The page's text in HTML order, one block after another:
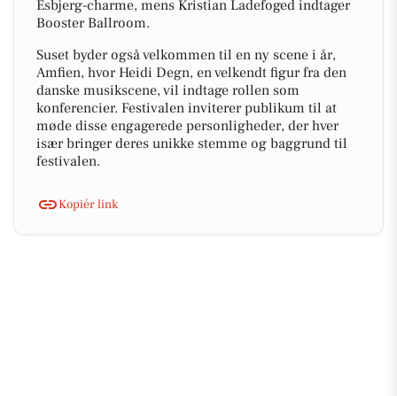
Esbjerg-charme, mens Kristian Ladefoged indtager
Booster Ballroom.
Suset byder også velkommen til en ny scene i år,
Amfien, hvor Heidi Degn, en velkendt figur fra den
danske musikscene, vil indtage rollen som
konferencier. Festivalen inviterer publikum til at
møde disse engagerede personligheder, der hver
især bringer deres unikke stemme og baggrund til
festivalen.
Kopiér link